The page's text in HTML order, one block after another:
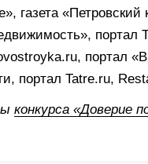
газета «Петровский
портал
портал
портал Tatre.ru,
конкурса «Доверие